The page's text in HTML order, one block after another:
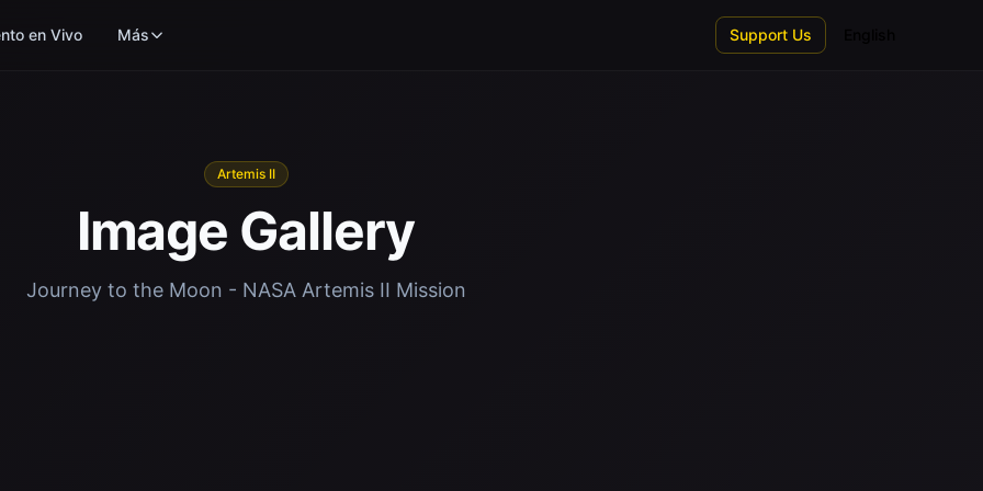
en Vivo Más Support Us
Artemis II
Image Gallery
Journey to the Moon - NASA Artemis II Mission